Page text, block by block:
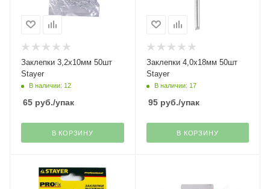
Заклепки 3,2х10мм 50шт
Stayer
В наличии: 12
65 руб./упак
В КОРЗИНУ
Заклепки 4,0х18мм 50шт
Stayer
В наличии: 17
95руб./упак
В КОРЗИНУ